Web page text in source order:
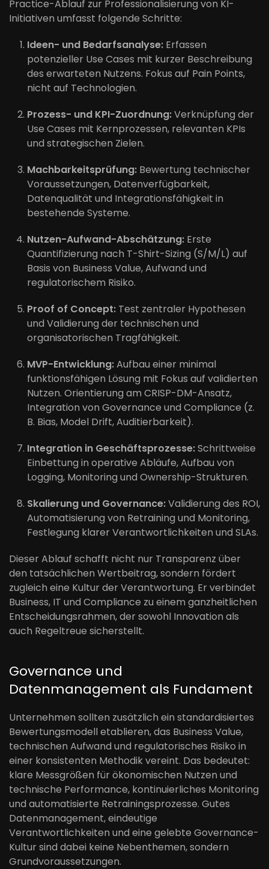
Practice-Ablauf zur Professionalisierung von KI-
Initiativen umfasst folgende Schritte:
Ideen- und Bedarfsanalyse: Erfassen
potenzieller Use Cases mit kurzer Beschreibung
des erwarteten Nutzens. Fokus auf Pain Points,
nicht auf Technologien.
Prozess- und KPI-Zuordnung:Verknüpfung der
Use Cases mit Kernprozessen, relevanten KPIs
und strategischen Zielen.
Machbarkeitsprüfung: Bewertung technischer
Voraussetzungen, Datenverfügbarkeit,
Datenqualität und Integrationsfähigkeit in
bestehende Systeme.
Nutzen-Aufwand-Abschätzung: Erste
Quantifizierung nach T-Shirt-Sizing (S/M/L) auf
Basis von Business Value, Aufwand und
regulatorischem Risiko.
Proof of Concept: Test zentraler Hypothesen
und Validierung der technischen und
organisatorischen Tragfähigkeit.
MVP-Entwicklung:Aufbau einer minimal
funktionsfähigen Lösung mit Fokus auf validierten
Nutzen. Orientierung am CRISP-DM-Ansatz,
Integration von Governance und Compliance (z.
B. Bias, Model Drift, Auditierbarkeit).
Integration in Geschäftsprozesse:Schrittweise
Einbettung in operative Abläufe, Aufbau von
Logging, Monitoring und Ownership-Strukturen.
Skalierung und Governance:Validierung des ROI,
Automatisierung von Retraining und Monitoring,
Festlegung klarer Verantwortlichkeiten und SLAs.
Dieser Ablauf schafft nicht nur Transparenz über
den tatsächlichen Wertbeitrag, sondern fördert
zugleich eine Kultur der Verantwortung. Er verbindet
Business, IT und Compliance zu einem ganzheitlichen
Entscheidungsrahmen, der sowohl Innovation als
auch Regeltreue sicherstellt.
Governance und
Datenmanagement als Fundament
Unternehmen sollten zusätzlich ein standardisiertes
Bewertungsmodell etablieren, das Business Value,
technischen Aufwand und regulatorisches Risiko in
einer konsistenten Methodik vereint. Das bedeutet:
klare Messgrößen für ökonomischen Nutzen und
technische Performance, kontinuierliches Monitoring
und automatisierte Retrainingsprozesse. Gutes
Datenmanagement, eindeutige
Verantwortlichkeiten und eine gelebte Governance-
Kultur sind dabei keine Nebenthemen, sondern
Grundvoraussetzungen.